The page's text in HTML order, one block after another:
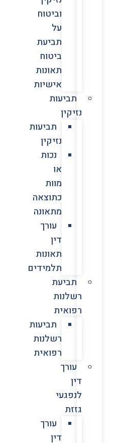
וביטוח
על
תביעת
ביטוח
תאונות
אישיות
תביעות
נזיקין
תביעות
נזיקין
נכות
או
מוות
כתוצאה
מתאונה
עורך
דין
תאונות
תלמידים
תביעת
רשלנות
רפואית
תביעות
רשלנות
רפואית
עורך
דין
לנפגעי
גזזת
עורך
דין